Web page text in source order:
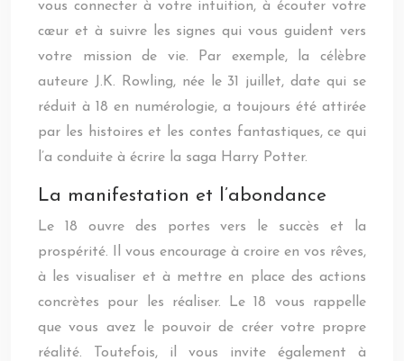
vous connecter à votre intuition, à écouter votre
cœur et à suivre les signes qui vous guident vers
votre mission de vie. Par exemple, la célèbre
auteure J.K. Rowling, née le 31 juillet, date qui se
réduit à 18 en numérologie, a toujours été attirée
par les histoires et les contes fantastiques, ce qui
l’a conduite à écrire la saga Harry Potter.
La manifestation et l’abondance
Le 18 ouvre des portes vers le succès et la
prospérité. Il vous encourage à croire en vos rêves,
à les visualiser et à mettre en place des actions
concrètes pour les réaliser. Le 18 vous rappelle
que vous avez le pouvoir de créer votre propre
réalité. Toutefois, il vous invite également à